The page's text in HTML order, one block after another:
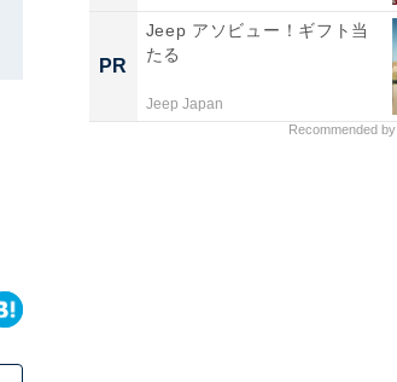
PR
Jeep アソビュー！ギフト当
たる
Jeep Japan
Recommended by